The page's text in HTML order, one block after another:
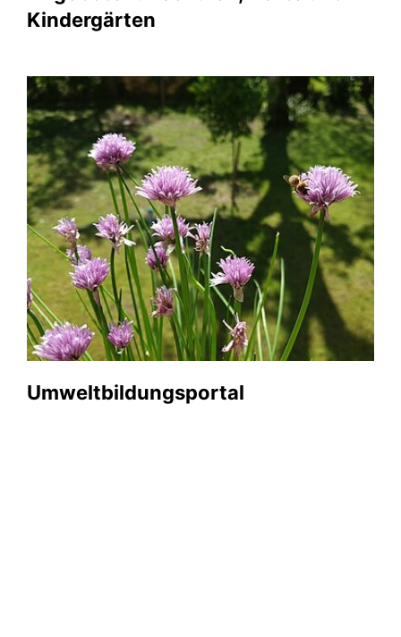
Kindergärten
Umweltbildungsportal